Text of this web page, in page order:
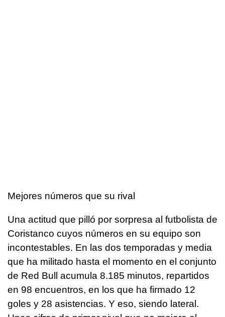
Mejores números que su rival
Una actitud que pilló por sorpresa al futbolista de
Coristanco cuyos números en su equipo son
incontestables. En las dos temporadas y media
que ha militado hasta el momento en el conjunto
de Red Bull acumula 8.185 minutos, repartidos
en 98 encuentros, en los que ha firmado 12
goles y 28 asistencias. Y eso, siendo lateral.